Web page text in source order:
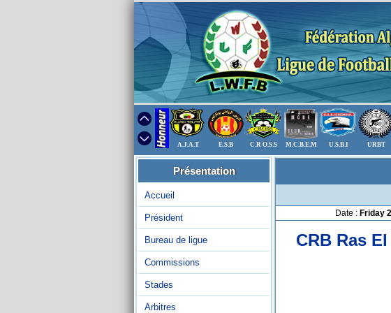
A.J.A.T E.S.B C.R O.S.S M.C.B.E.M U.S.B.I URBT
Présentation
Accueil
Président
Bureau de ligue
Commissions
Stades
Arbitres
Date : Friday
CRB Ras